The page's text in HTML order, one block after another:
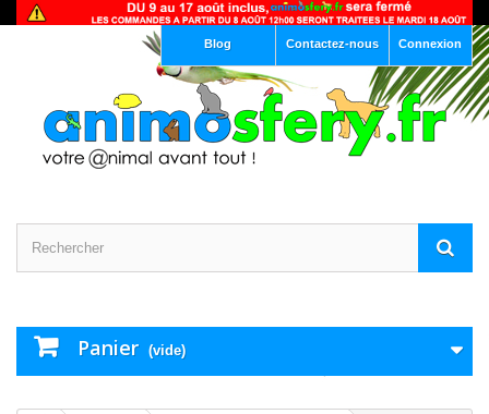
Connexion
Contactez-nous
Blog
Panier (vide)